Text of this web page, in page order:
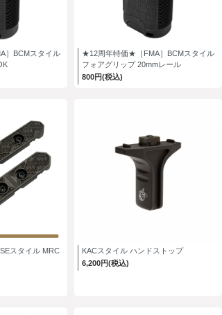
］BCMスタイル
★12周年特価★［FMA］BCMスタイル
フォアグリップ 20mmレール
800円(税込)
スタイル MRC
KACスタイル ハンドストップ
6,200円(税込)